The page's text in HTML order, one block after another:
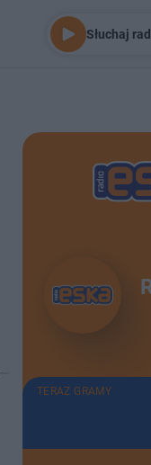
Słuchaj
TERAZ GRAMY